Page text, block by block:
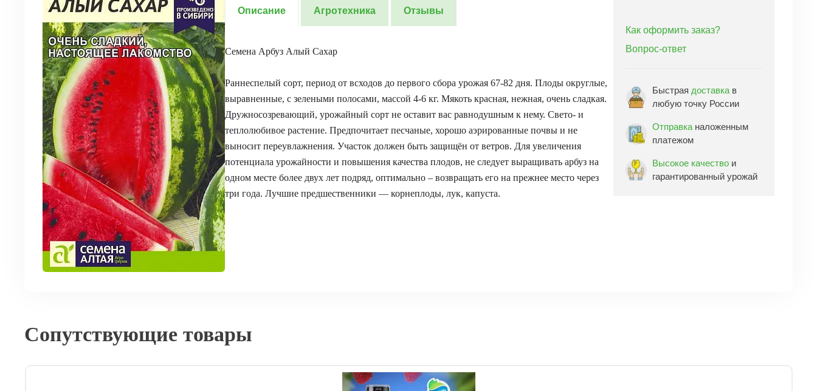
Описание Агротехника Отзывы
Семена Арбуз Алый Сахар
Раннеспелый сорт, период от всходов до первого сбора урожая 67-82 дня. Плоды округлые,
выравненные, с зелеными полосами, массой 4-6 кг. Мякоть красная, нежная, очень сладкая.
Дружносозревающий, урожайный сорт не оставит вас равнодушным к нему. Свето- и
теплолюбивое растение. Предпочитает песчаные, хорошо аэрированные почвы и не
выносит переувлажнения. Участок должен быть защищён от ветров. Для увеличения
потенциала урожайности и повышения качества плодов, не следует выращивать арбуз на
одном месте более двух лет подряд, оптимально – возвращать его на прежнее место через
три года. Лучшие предшественники — корнеплоды, лук, капуста.
Как оформить заказ?
Вопрос-ответ
Быстрая доставка в
любую точку России
Отправка наложенным
платежом
Высокое качество и
гарантированный урожай
Сопутствующие товары